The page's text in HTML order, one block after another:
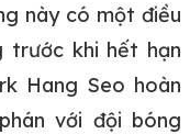
này có một điều
trước khi hết hạn
Hang Seo hoàn
với đội bóng